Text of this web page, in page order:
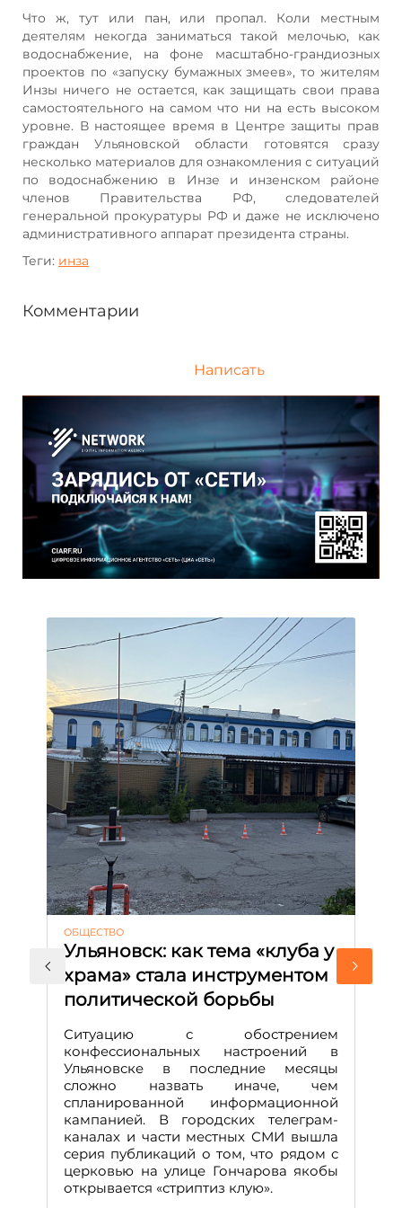
Что ж, тут или пан, или пропал. Коли местным
деятелям некогда заниматься такой мелочью, как
водоснабжение, на фоне масштабно-грандиозных
проектов по «запуску бумажных змеев», то жителям
Инзы ничего не остается, как защищать свои права
самостоятельного на самом что ни на есть высоком
уровне. В настоящее время в Центре защиты прав
граждан Ульяновской области готовятся сразу
несколько материалов для ознакомления с ситуаций
по водоснабжению в Инзе и инзенском районе
членов Правительства РФ, следователей
генеральной прокуратуры РФ и даже не исключено
административного аппарат президента страны.
Теги: инза
Комментарии
Написать
ОБЩЕСТВО
Ульяновск: как тема «клуба у
храма» стала инструментом
политической борьбы
Ситуацию с обострением
конфессиональных настроений в
Ульяновске в последние месяцы
сложно назвать иначе, чем
спланированной информационной
кампанией. В городских телеграм-
каналах и части местных СМИ вышла
серия публикаций о том, что рядом с
церковью на улице Гончарова якобы
открывается «стриптиз клую».